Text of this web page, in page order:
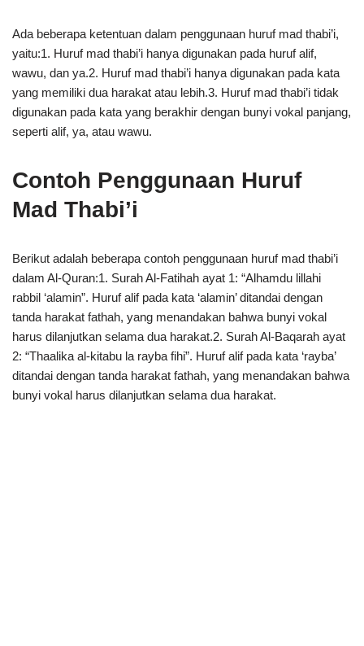
Ada beberapa ketentuan dalam penggunaan huruf mad thabi’i,
yaitu:1. Huruf mad thabi’i hanya digunakan pada huruf alif,
wawu, dan ya.2. Huruf mad thabi’i hanya digunakan pada kata
yang memiliki dua harakat atau lebih.3. Huruf mad thabi’i tidak
digunakan pada kata yang berakhir dengan bunyi vokal panjang,
seperti alif, ya, atau wawu.
Contoh Penggunaan Huruf
Mad Thabi’i
Berikut adalah beberapa contoh penggunaan huruf mad thabi’i
dalam Al-Quran:1. Surah Al-Fatihah ayat 1: “Alhamdu lillahi
rabbil ‘alamin”. Huruf alif pada kata ‘alamin’ ditandai dengan
tanda harakat fathah, yang menandakan bahwa bunyi vokal
harus dilanjutkan selama dua harakat.2. Surah Al-Baqarah ayat
2: “Thaalika al-kitabu la rayba fihi”. Huruf alif pada kata ‘rayba’
ditandai dengan tanda harakat fathah, yang menandakan bahwa
bunyi vokal harus dilanjutkan selama dua harakat.